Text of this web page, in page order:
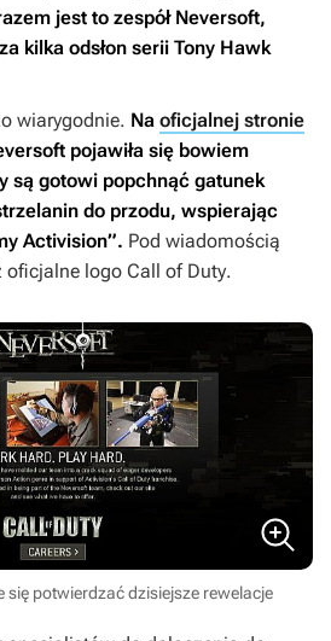
jest to zespół Neversoft,
kilka odsłon serii Tony Hawk
wiarygodnie. Na oficjalnej stronie
pojawiła się bowiem
są gotowi popchnąć gatunek
do przodu, wspierając
Activision”. Pod wiadomością
oficjalne logo Call of Duty.
się potwierdzać dzisiejsze rewelacje